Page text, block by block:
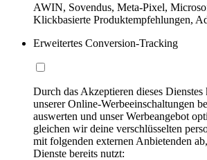
AWIN, Sovendus, Meta-Pixel,
Klickbasierte Produktempfehlungen,
Erweitertes Conversion-Tracking
Durch das Akzeptieren dieses
unserer Online-Werbeeinschaltungen
auswerten und unser Werbeangebot
gleichen wir deine verschlüsselten
mit folgenden externen Anbietenden
Dienste bereits nutzt: